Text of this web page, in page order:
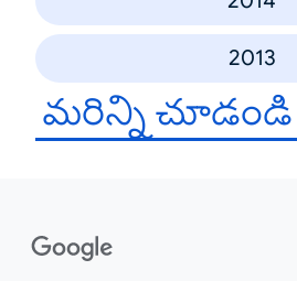
2013
మరిన్ని చూడండి